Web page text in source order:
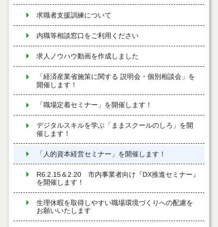
求職者支援訓練について
内職等相談窓口をご利用ください
求人ノウハウ動画を作成しました
「経済産業省施策に関する 説明会・個別相談会」を
開催します！
「職場定着セミナー」を開催します！
デジタルスキルを学ぶ「ままスクールのしろ」を開
催します！
「人的資本経営セミナー」を開催します！
R6.2.15＆2.20 市内事業者向け『DX推進セミナー』
を開催します！
生理休暇を取得しやすい職場環境づくりへの配慮を
お願いいたします